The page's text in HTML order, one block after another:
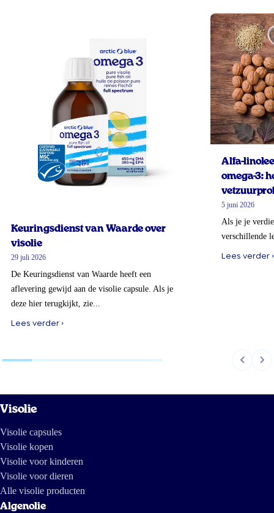
Keuringsdienst van Waarde over
visolie
29 juli 2026
De Keuringsdienst van Waarde heeft een
aflevering gewijd aan de visolie capsule. Als je
deze hier terugkijkt, zie...
Lees verder ›
Alfa-
omega-3:
5 juni 2026
Als je je
verschillende
Lees verder ›
Visolie
Visolie capsules
Visolie kopen
Visolie voor kinderen
Visolie voor dieren
Alle visolie producten
Algenolie